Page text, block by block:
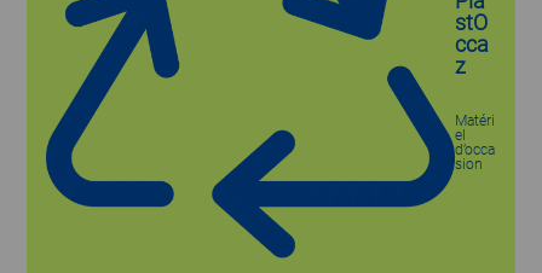
stO
cca
z
Matéri
el
d’occa
sion